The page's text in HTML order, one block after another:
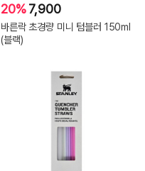
20%7,900
바른락 초경량 미니 텀블러 150ml
(블랙)